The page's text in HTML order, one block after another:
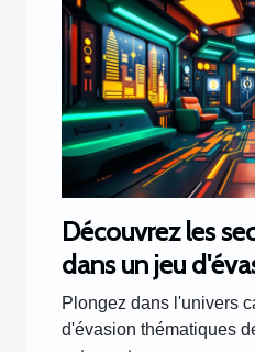
Découvrez les
dans un jeu
de super-héros
Plongez dans l'univers
d'évasion thématiques